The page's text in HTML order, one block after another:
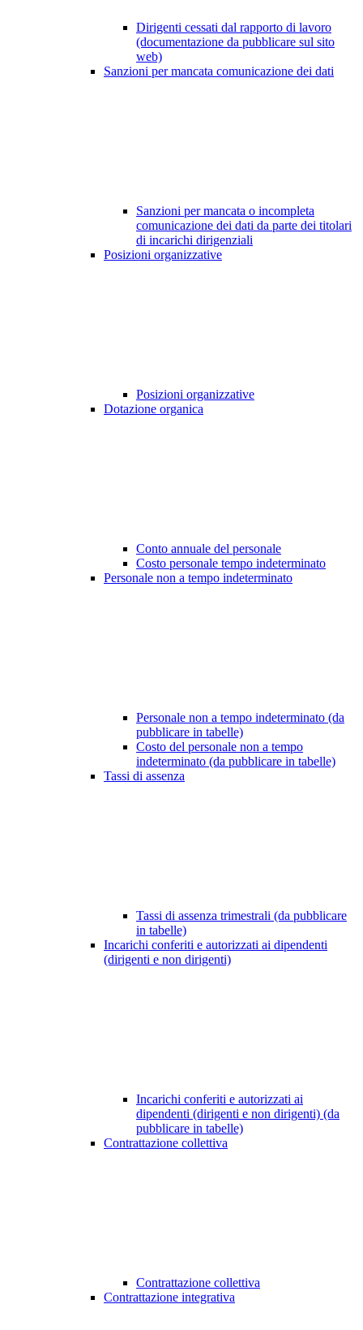
Dirigenti cessati dal rapporto di lavoro
(documentazione da pubblicare sul sito
web)
Sanzioni per mancata comunicazione dei dati
Sanzioni per mancata o incompleta
comunicazione dei dati da parte dei titolari
di incarichi dirigenziali
Posizioni organizzative
Posizioni organizzative
Dotazione organica
Conto annuale del personale
Costo personale tempo indeterminato
Personale non a tempo indeterminato
Personale non a tempo indeterminato (da
pubblicare in tabelle)
Costo del personale non a tempo
indeterminato (da pubblicare in tabelle)
Tassi di assenza
Tassi di assenza trimestrali (da pubblicare
in tabelle)
Incarichi conferiti e autorizzati ai dipendenti
(dirigenti e non dirigenti)
Incarichi conferiti e autorizzati ai
dipendenti (dirigenti e non dirigenti) (da
pubblicare in tabelle)
Contrattazione collettiva
Contrattazione collettiva
Contrattazione integrativa